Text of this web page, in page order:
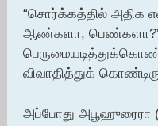
“சொர்க்கத்தில் அதிக
ஆண்களா, பெண்களா?”
விவாதித்துக்
அப்போது அபூஹுரைரா